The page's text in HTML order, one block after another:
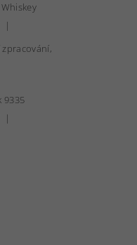
Whiskey
|
9335
|